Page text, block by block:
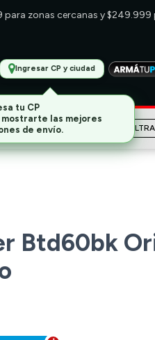
para zonas cercanas y
Ingresar CP y ciudad
MARCAS
Btd60bk